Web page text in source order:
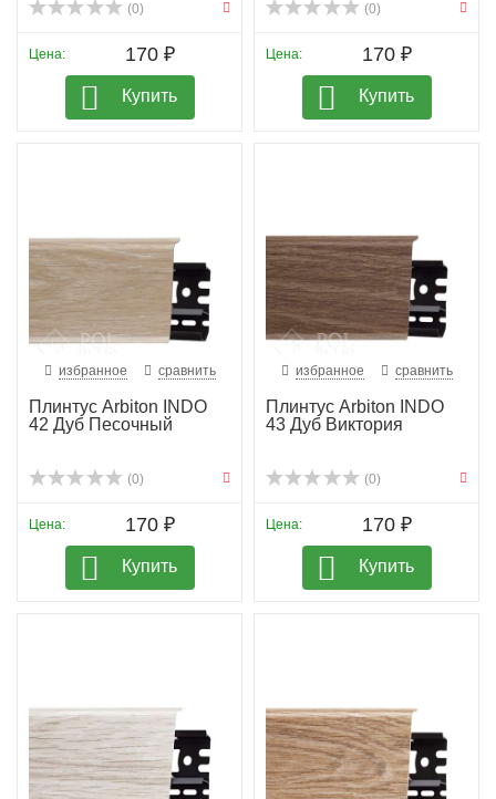
(0)
Цена: 170 ₽
Купить
(0)
Цена: 170 ₽
Купить
избранное сравнить
Плинтус Arbiton INDO
42 Дуб Песочный
(0)
Цена: 170 ₽
Купить
избранное сравнить
Плинтус Arbiton INDO
43 Дуб Виктория
(0)
Цена: 170 ₽
Купить